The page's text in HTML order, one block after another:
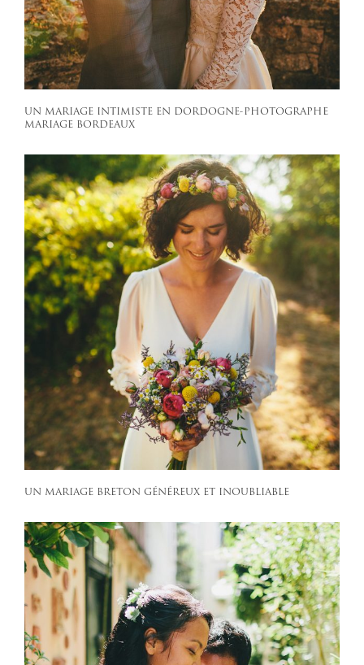
UN MARIAGE INTIMISTE EN DORDOGNE-PHOTOGRAPHE
MARIAGE BORDEAUX
UN MARIAGE BRETON GÉNÉREUX ET INOUBLIABLE